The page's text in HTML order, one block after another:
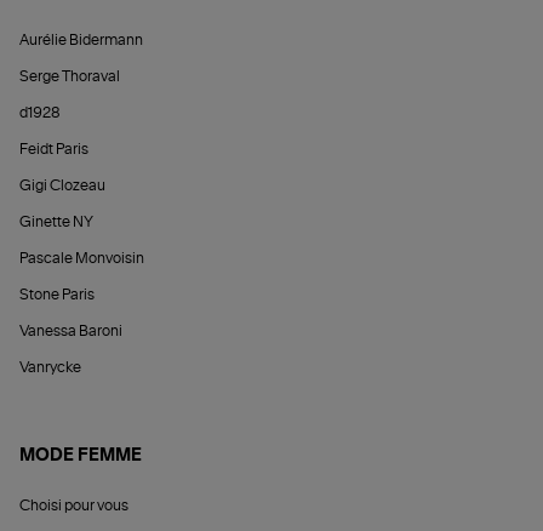
Aurélie Bidermann
Serge Thoraval
d1928
Feidt Paris
Gigi Clozeau
Ginette NY
Pascale Monvoisin
Stone Paris
Vanessa Baroni
Vanrycke
MODE FEMME
Choisi pour vous